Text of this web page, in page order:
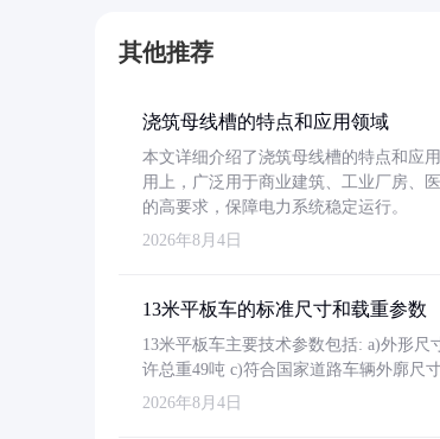
其他推荐
浇筑母线槽的特点和应用领域
本文详细介绍了浇筑母线槽的特点和应
用上，广泛用于商业建筑、工业厂房、
的高要求，保障电力系统稳定运行。
2026年8月4日
13米平板车的标准尺寸和载重参数
13米平板车主要技术参数包括: a)外形尺
许总重49吨 c)符合国家道路车辆外廓尺
2026年8月4日